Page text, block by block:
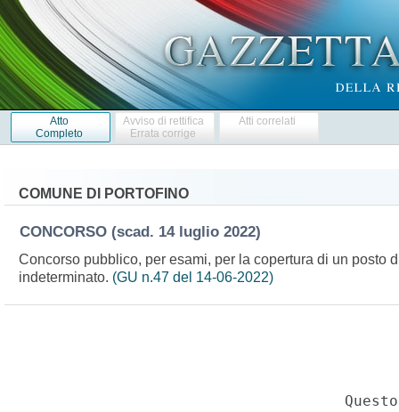
Atto
Completo
Avviso di rettifica
Errata corrige
Atti correlati
COMUNE DI PORTOFINO
CONCORSO (scad. 14 luglio 2022)
Concorso pubblico, per esami, per la copertura di un posto
indeterminato. (GU n.47 del 14-06-2022)